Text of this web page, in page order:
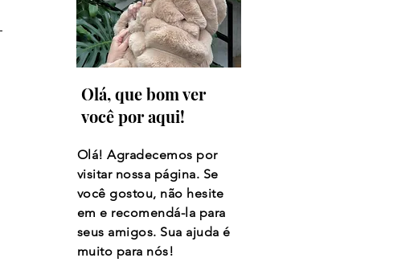
Olá, que bom ver
você por aqui!
Olá! Agradecemos por
visitar nossa página. Se
você gostou, não hesite
em e recomendá-la para
seus amigos. Sua ajuda é
muito para nós!